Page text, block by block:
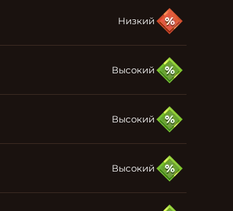
Низкий
Высокий
Высокий
Высокий